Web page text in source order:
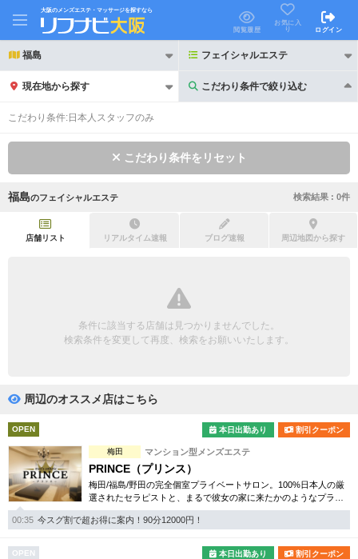
大阪のメンズエステ・マッサージを探すなら
閲覧履歴
お気に入
り
ログイン
福島 フェイシャルエステ
現在地から探す こだわり条件で絞り込む
こだわり条件で絞り込む
初回割引あり リピーター割引あり
団体様歓迎
ペアルームあり
フットバスあり 岩盤浴あり
専用駐車場あり 有資格者在籍
日本人スタッフのみ 女性スタッフのみ
スタッフ指名可
駅から徒歩5分以内
こだわり条件: 日本人スタッフのみ
こだわり条件をリセット
福島のフェイシャルエステ 検索結果 : 0件
店舗リスト リアルタイム速報 ブログ速報 周辺地図から探す
条件に該当する店舗は見つかりませんでした。
検索条件を変更して再度、検索をお願いいたします。
周辺のオススメ店はこちら
OPEN 本日出勤あり 割引クーポン
梅田 マンション型メンズエステ
PRINCE（プリンス）
梅田/福島/野田の完全個室プライベートサロン。100%日本人の厳
選されたセラピストと、まるで彼女の家に来たかのようなプライ
ベート空間で癒しのひとときをお過ごし下さい。
00:35 今スグ割で超お得に案内！90分12000円！
OPEN 本日出勤あり 割引クーポン